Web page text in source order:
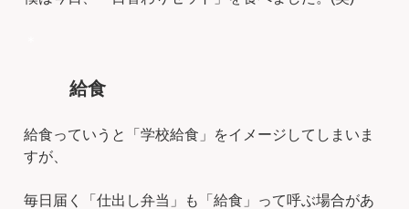
給食
給食っていうと「学校給食」をイメージしてしまいま
すが、
毎日届く「仕出し弁当」も「給食」って呼ぶ場合があ